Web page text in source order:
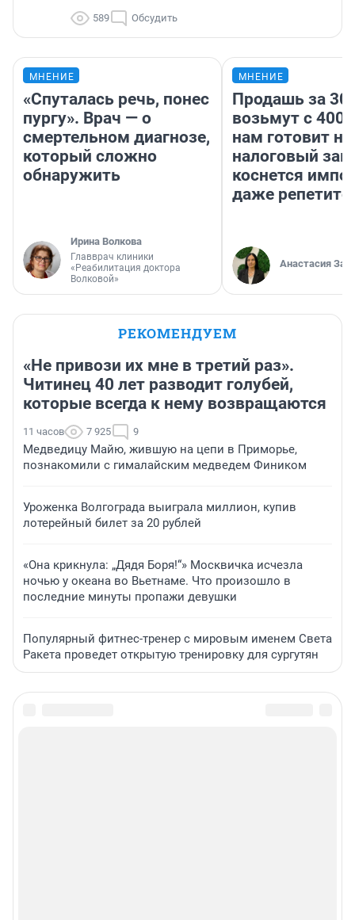
589 Обсудить
МНЕНИЕ
«Спуталась речь, понес
пургу». Врач — о
смертельном диагнозе,
который сложно
обнаружить
Ирина Волкова
Главврач клиники
«Реабилитация доктора
Волковой»
МНЕНИЕ
Продашь за
возьмут с
нам готовит
налоговый
коснется
даже
Анастасия
РЕКОМЕНДУЕМ
«Не привози их мне в третий раз».
Читинец 40 лет разводит голубей,
которые всегда к нему возвращаются
11 часов 7 925 9
Медведицу Майю, жившую на цепи в Приморье,
познакомили с гималайским медведем Фиником
Уроженка Волгограда выиграла миллион, купив
лотерейный билет за 20 рублей
«Она крикнула: „Дядя Боря!“» Москвичка исчезла
ночью у океана во Вьетнаме. Что произошло в
последние минуты пропажи девушки
Популярный фитнес-тренер с мировым именем Света
Ракета проведет открытую тренировку для сургутян